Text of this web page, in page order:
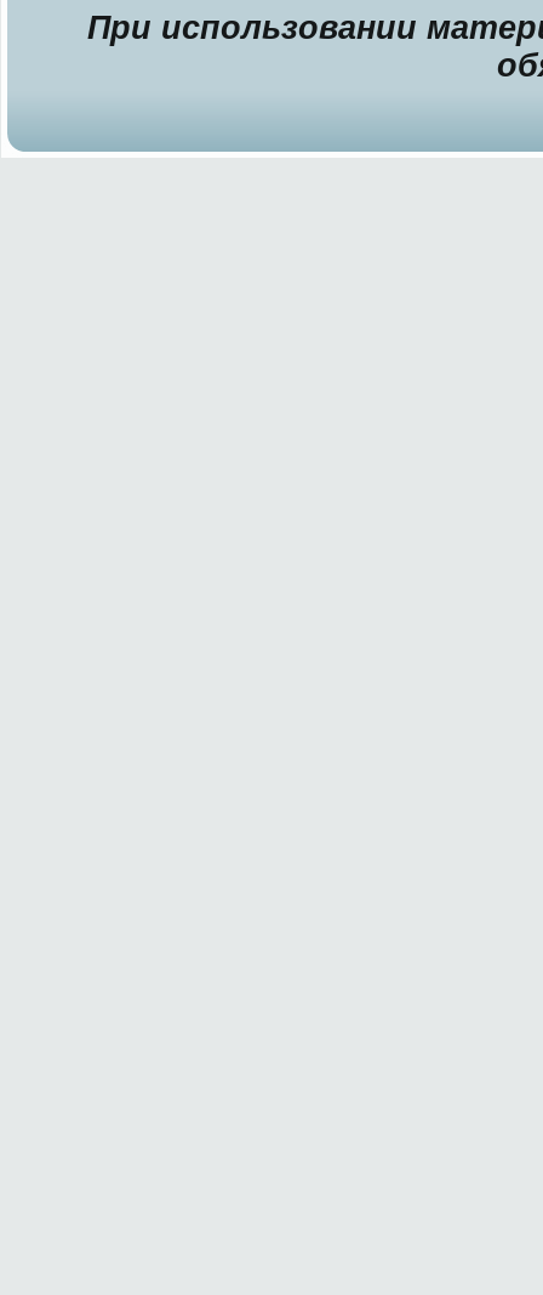
При использовании